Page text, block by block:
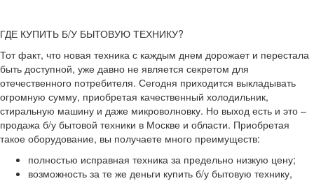
ГДЕ КУПИТЬ Б/У БЫТОВУЮ ТЕХНИКУ?
Тот факт, что новая техника с каждым днем дорожает и перестала
быть доступной, уже давно не является секретом для
отечественного потребителя. Сегодня приходится выкладывать
огромную сумму, приобретая качественный холодильник,
стиральную машину и даже микроволновку. Но выход есть и это –
продажа б/у бытовой техники в Москве и области. Приобретая
такое оборудование, вы получаете много преимуществ:
полностью исправная техника за предельно низкую цену;
возможность за те же деньги купить б/у бытовую технику,